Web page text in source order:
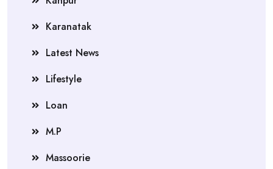
Karanatak
Latest News
Lifestyle
Loan
M.P
Massoorie